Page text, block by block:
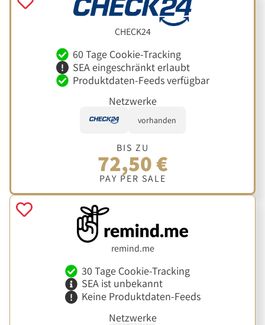
CHECK24
60 Tage Cookie-Tracking
SEA eingeschränkt erlaubt
Produktdaten-Feeds verfügbar
Netzwerke
vorhanden
BIS ZU
72,50 €
PAY PER SALE
remind.me
30 Tage Cookie-Tracking
SEA ist unbekannt
Keine Produktdaten-Feeds
Netzwerke